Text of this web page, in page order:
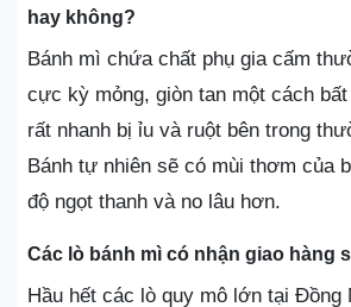
hay không?
Bánh mì chứa chất phụ gia cấm
cực kỳ mỏng, giòn tan một cách
rất nhanh bị ỉu và ruột bên trong
Bánh tự nhiên sẽ có mùi thơm của
độ ngọt thanh và no lâu hơn.
Các lò bánh mì có nhận giao hàng
Hầu hết các lò quy mô lớn tại Đồng